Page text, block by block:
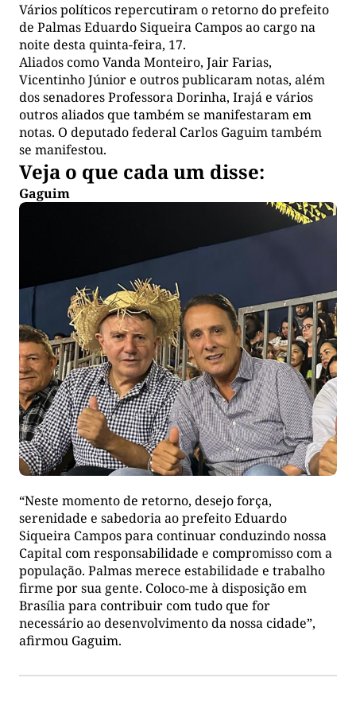
Vários políticos repercutiram o retorno do prefeito
de Palmas Eduardo Siqueira Campos ao cargo na
noite desta quinta-feira, 17.
Aliados como Vanda Monteiro, Jair Farias,
Vicentinho Júnior e outros publicaram notas, além
dos senadores Professora Dorinha, Irajá e vários
outros aliados que também se manifestaram em
notas. O deputado federal Carlos Gaguim também
se manifestou.
Veja o que cada um disse:
Gaguim
“Neste momento de retorno, desejo força,
serenidade e sabedoria ao prefeito Eduardo
Siqueira Campos para continuar conduzindo nossa
Capital com responsabilidade e compromisso com a
população. Palmas merece estabilidade e trabalho
firme por sua gente. Coloco-me à disposição em
Brasília para contribuir com tudo que for
necessário ao desenvolvimento da nossa cidade”,
afirmou Gaguim.